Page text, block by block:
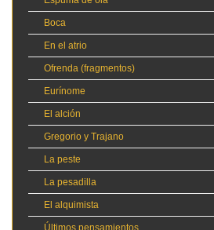
Boca
En el atrio
Ofrenda (fragmentos)
Eurínome
El alción
Gregorio y Trajano
La peste
La pesadilla
El alquimista
Últimos pensamientos